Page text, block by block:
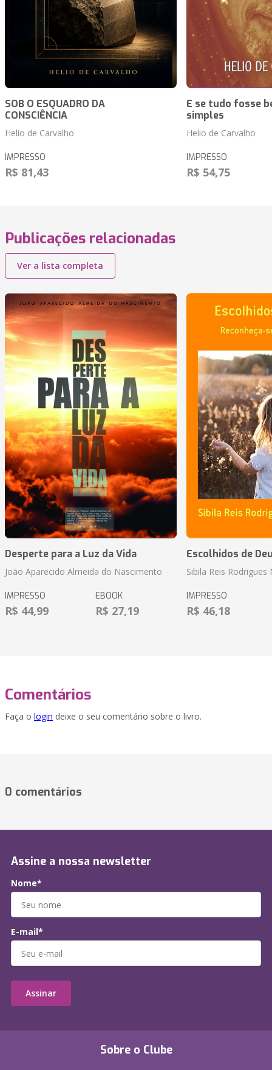
SOB O ESQUADRO DA
CONSCIÊNCIA
Helio de Carvalho
IMPRESSO
R$ 81,43
E se tudo fosse
simples
Helio de Carvalho
IMPRESSO
R$ 54,75
Publicações relacionadas
Ver a lista completa
Desperte para a Luz da Vida
João Aparecido Almeida do Nascimento
IMPRESSO
R$ 44,99
EBOOK
R$ 27,19
Escolhidos de
Sibila Reis
IMPRESSO
R$ 46,18
Comentários
Faça o login deixe o seu comentário sobre o livro.
0 comentários
Sobre o Clube
Assine a nossa newsletter
Nome*
E-mail*
Assinar